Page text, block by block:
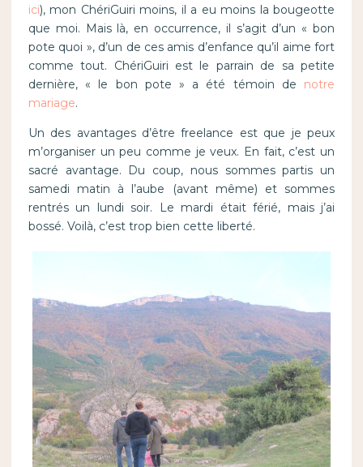
ici), mon ChériGuiri moins, il a eu moins la bougeotte
que moi. Mais là, en occurrence, il s’agit d’un « bon
pote quoi », d’un de ces amis d’enfance qu’il aime fort
comme tout. ChériGuiri est le parrain de sa petite
dernière, « le bon pote » a été témoin de notre
mariage.
Un des avantages d’être freelance est que je peux
m’organiser un peu comme je veux. En fait, c’est un
sacré avantage. Du coup, nous sommes partis un
samedi matin à l’aube (avant même) et sommes
rentrés un lundi soir. Le mardi était férié, mais j’ai
bossé. Voilà, c’est trop bien cette liberté.